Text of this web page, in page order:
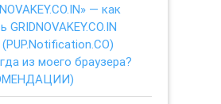
— как
GRIDNOVAKEY.CO.IN
из моего браузера?